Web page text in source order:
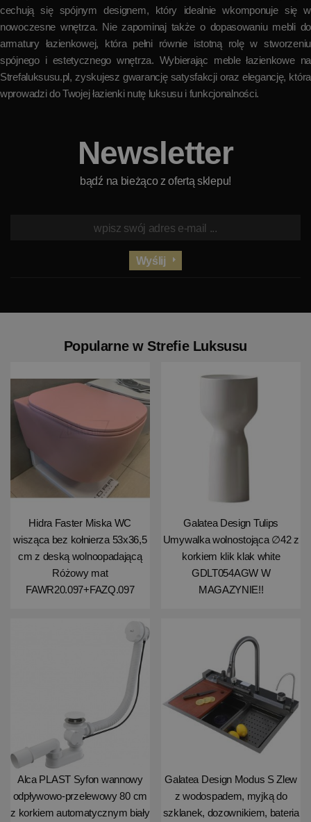
cechują się spójnym designem, który idealnie wkomponuje się w
nowoczesne wnętrza. Nie zapominaj także o dopasowaniu mebli do
armatury łazienkowej, która pełni równie istotną rolę w stworzeniu
spójnego i estetycznego wnętrza. Wybierając meble łazienkowe na
Strefaluksusu.pl, zyskujesz gwarancję satysfakcji oraz elegancję, która
wprowadzi do Twojej łazienki nutę luksusu i funkcjonalności.
Newsletter
bądź na bieżąco z ofertą sklepu!
Wyślij
Popularne w Strefie Luksusu
Hidra Faster Miska WC
wisząca bez kołnierza 53x36,5
cm z deską wolnoopadającą
Różowy mat
FAWR20.097+FAZQ.097
Galatea Design Tulips
Umywalka wolnostojąca ∅42 z
korkiem klik klak white
GDLT054AGW W
MAGAZYNIE!!
Alca PLAST Syfon wannowy
odpływowo-przelewowy 80 cm
z korkiem automatycznym biały
Galatea Design Modus S Zlew
z wodospadem, myjką do
szklanek, dozownikiem, bateria